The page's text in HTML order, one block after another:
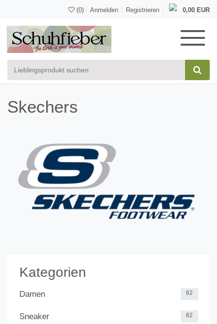
(0) Anmelden Registrieren 0,00 EUR
Skechers
Kategorien
Damen 62
Sneaker 62